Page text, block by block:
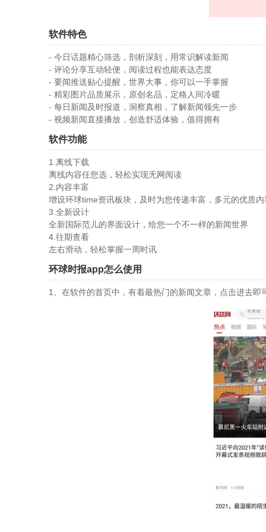
软件特色
- 今日话题精心筛选，剖析深刻，用常识解读新闻
- 评论分享互动轻便，阅读过程也能表达态度
- 要闻推送贴心提醒，世界大事，你可以一手掌握
- 精彩图片品质展示，原创名品，定格人间冷暖
- 每日新闻及时报道，洞察真相，了解新闻领先一步
- 视频新闻直接播放，创造舒适体验，值得拥有
软件功能
1.离线下载
离线内容任您选，轻松实现无网阅读
2.内容丰富
增设环球time资讯板块，及时为您传递丰富，多元的优质内
3.全新设计
全新国际范儿的界面设计，给您一个不一样的新闻世界
4.往期查看
左右滑动，轻松掌握一周时讯
环球时报app怎么使用
1、在软件的首页中，有着最热门的新闻文章，点击进去即